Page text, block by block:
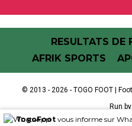
RESULTATS DE
AFRIK SPORTS
© 2013 - 2026 - TOGO FOOT |
Run by
TogoFoot vous informe sur